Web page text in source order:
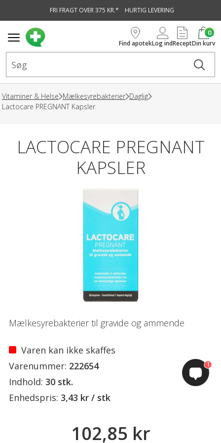
FRI FRAGT OVER 375 KR.* HURTIG LEVERING
Find apotekLog indRecept
0
Din kurv
Vitaminer & Helse Mælkesyrebakterier Daglig
Lactocare PREGNANT Kapsler
LACTOCARE PREGNANT
KAPSLER
Mælkesyrebakterier til gravide og ammende
Varen kan ikke skaffes
Varenummer: 222654
Indhold: 30 stk.
Enhedspris: 3,43 kr / stk
102,85 kr
1